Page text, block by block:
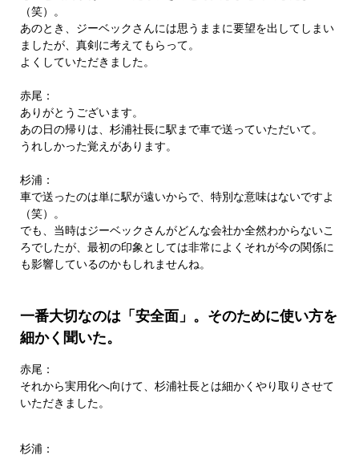
（笑）。
あのとき、ジーベックさんには思うままに要望を出してしまい
ましたが、真剣に考えてもらって。
よくしていただきました。
赤尾：
ありがとうございます。
あの日の帰りは、杉浦社長に駅まで車で送っていただいて。
うれしかった覚えがあります。
杉浦：
車で送ったのは単に駅が遠いからで、特別な意味はないですよ
（笑）。
でも、当時はジーベックさんがどんな会社か全然わからないこ
ろでしたが、最初の印象としては非常によくそれが今の関係に
も影響しているのかもしれませんね。
一番大切なのは「安全面」。そのために使い方を
細かく聞いた。
赤尾：
それから実用化へ向けて、杉浦社長とは細かくやり取りさせて
いただきました。
杉浦：